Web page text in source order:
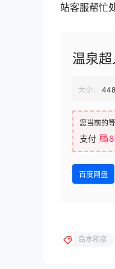
站客服帮忙
温泉
大小：
您当前的
支付 8
百度网盘
岛本和彦